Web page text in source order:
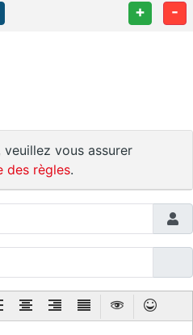
+ -
vous assurer
des règles.